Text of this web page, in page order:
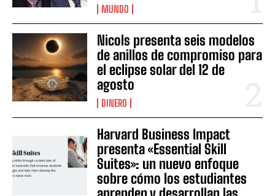
MUNDO
Nicols presenta seis modelos
de anillos de compromiso para
el eclipse solar del 12 de
agosto
DINERO
Harvard Business Impact
presenta «Essential Skill
Suites»: un nuevo enfoque
sobre cómo los estudiantes